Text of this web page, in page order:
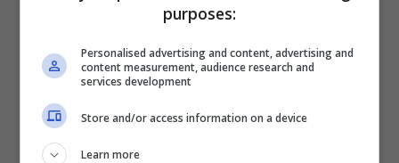
spesso scatti che ritraggono la sua
quotidianità e la sua attività lavorativa.
purposes:
Personalised advertising and content, advertising and
content measurement, audience research and
services development
Store and/or access information on a device
Learn more